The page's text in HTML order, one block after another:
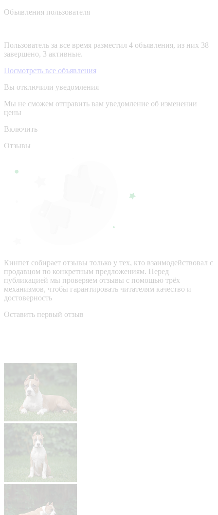
Объявления пользователя
Пользователь за все время разместил 4 объявления, из них 38
завершено, 3 активные.
Посмотреть все объявления
Вы отключили уведомления
Мы не сможем отправить вам уведомление об изменении
цены
Включить
Отзывы
Кинпет собирает отзывы только у тех, кто взаимодействовал с
продавцом по конкретным предложениям. Перед
публикацией мы проверяем отзывы с помощью трёх
механизмов, чтобы гарантировать читателям качество и
достоверность
Оставить первый отзыв